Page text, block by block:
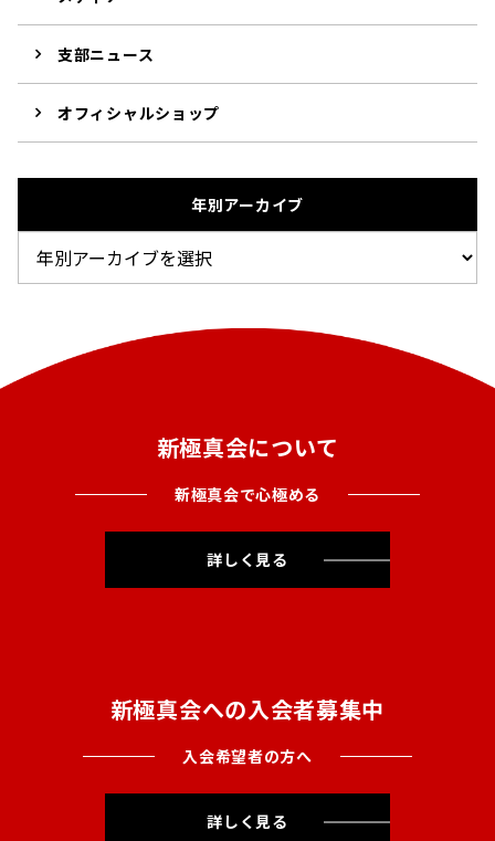
支部ニュース
オフィシャルショップ
年別アーカイブ
新極真会について
新極真会で心極める
詳しく見る
新極真会への入会者募集中
入会希望者の方へ
詳しく見る